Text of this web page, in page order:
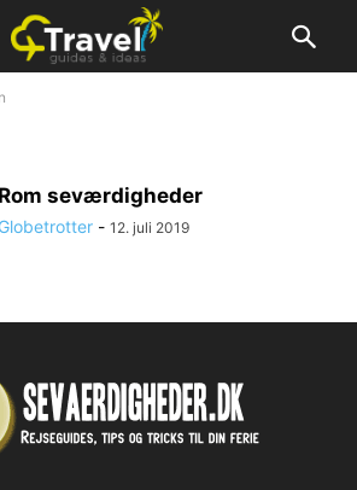
Rom seværdigheder
Globetrotter - 12. juli 2019